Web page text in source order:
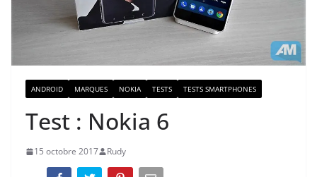
ANDROID MARQUES NOKIA TESTS TESTS SMARTPHONES
Test : Nokia 6
15 octobre 2017 Rudy